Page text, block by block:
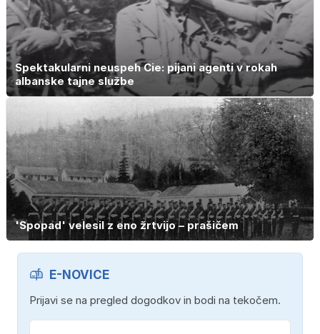
Spektakularni neuspeh Cie: pijani agenti v rokah
albanske tajne službe
'Spopad' velesil z eno žrtvijo – prašičem
E-NOVICE
Prijavi se na pregled dogodkov in bodi na tekočem.